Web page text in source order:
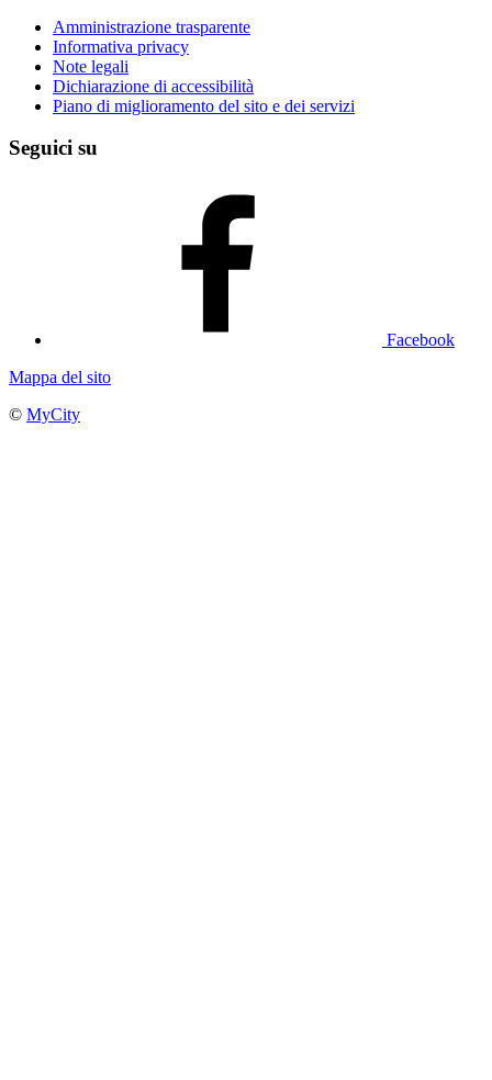
Amministrazione trasparente
Informativa privacy
Note legali
Dichiarazione di accessibilità
Piano di miglioramento del sito e dei servizi
Seguici su
Facebook
Mappa del sito
© MyCity